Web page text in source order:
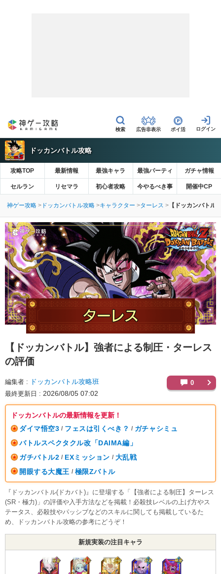
広告非表示 ポイ活
ドッカンバトル攻略
攻略TOP 最新情報 最強キャラ 最強パーティ ガチャ情報
セルラン リセマラ 初心者攻略 今やるべき事 開催中CP
神ゲー攻略 ドッカンバトル攻略 キャラクター ターレス 【ドッカンバトル
【ドッカンバトル】 強者による制圧・ターレス
の評価
編集者 ドッカンバトル攻略班
最終更新日 2026/08/05 07:02
0
ドッカンバトルの最新情報を更新！
ダイマ悟空3 / フェスは引くべき？ / ガチャシミュ
バトルスペクタクル改「DAIMA編」
ガチバトル2 / EXミッション / 大乱戦
開眼する大魔王 / 極限Zバトル
『ドッカンバトル(ドカバト)』に登場する「【強者による制圧】ターレス
(SR・極力)」の評価や入手方法などを掲載！必殺技レベルの上げ方やス
テータス、必殺技やパッシブなどのスキルに関しても掲載しているた
め、ドッカンバトル攻略の参考にどうぞ！
新規実装の注目キャラ